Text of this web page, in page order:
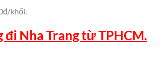
khối.
Nha Trang từ TPHCM.